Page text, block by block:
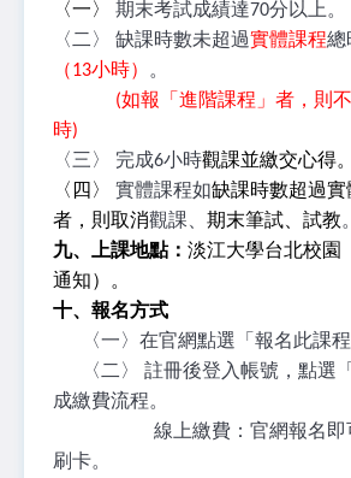
〈一〉
期末考試成績達70分以上。
〈二〉 缺課時數未超過實體課程總
（13小時） 。
(如報「進階課程」者，則
時)
〈三〉 完成6小時觀課並繳交心得。
〈四〉 實體課程如缺課時數超過
者，則取消觀課、 期末筆試、試教。
九、上課地點： 淡江大學台北校園
通知）。
十、報名方式
〈一〉在官網點選「報名此課程
〈二〉 註冊後登入帳號，點選
成繳費流程。
線上繳費：官網報名即可
刷卡。